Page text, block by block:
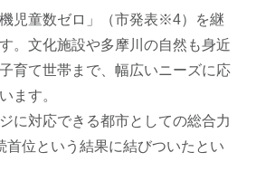
児童数ゼロ」（市発表※4）を継
。文化施設や多摩川の自然も身近
育て世帯まで、幅広いニーズに応
ます。
に対応できる都市としての総合力
首位という結果に結びついたとい